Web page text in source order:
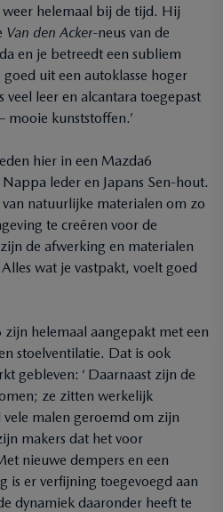
helemaal bij de tijd. Hij
Van den Acker-neus van de
en je betreedt een subliem
uit een autoklasse hoger
veel leer en alcantara toegepast
mooie kunststoffen.’
hier in een Mazda6
leder en Japans Sen-hout.
natuurlijke materialen om zo
te creëren voor de
de afwerking en materialen
wat je vastpakt, voelt goed
helemaal aangepakt met een
stoelventilatie. Dat is ook
gebleven: ‘ Daarnaast zijn de
ze zitten werkelijk
vele malen geroemd om zijn
makers dat het voor
nieuwe dempers en een
is er verfijning toegevoegd aan
dynamiek daaronder heeft te